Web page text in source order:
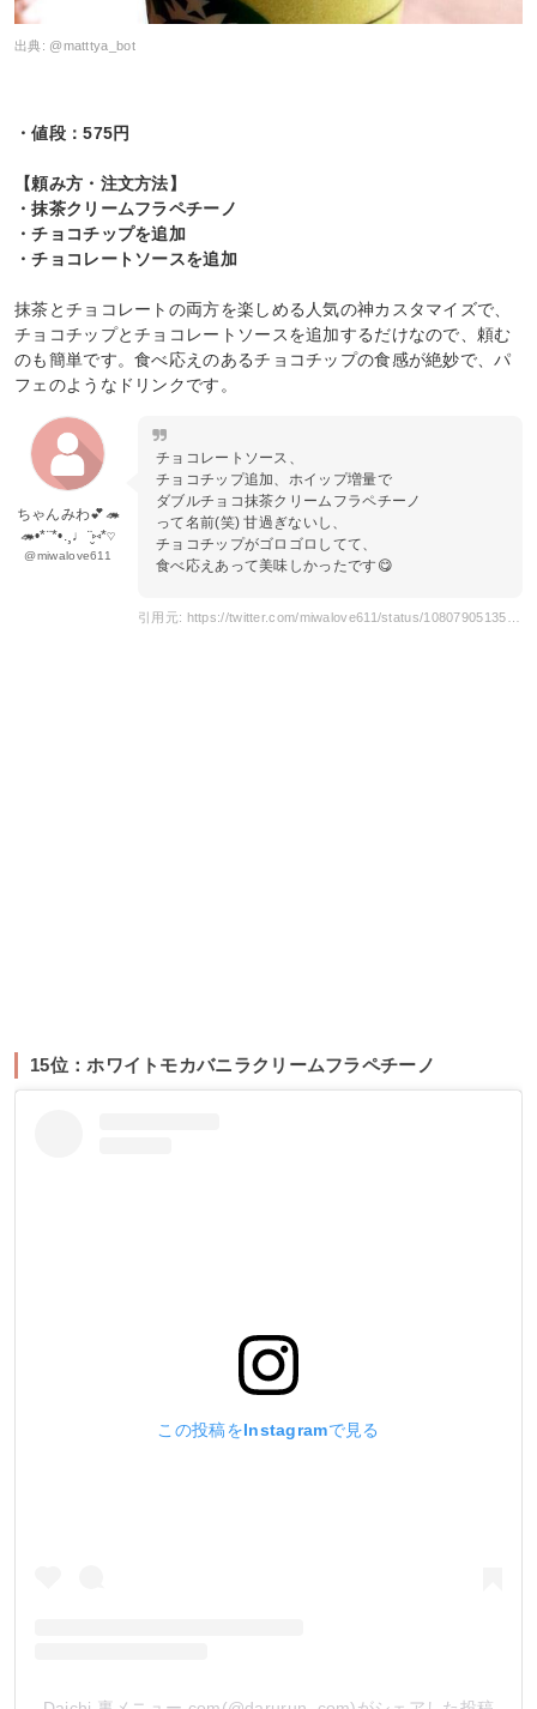
出典: @matttya_bot
・値段：575円
【頼み方・注文方法】
・抹茶クリームフラペチーノ
・チョコチップを追加
・チョコレートソースを追加
抹茶とチョコレートの両方を楽しめる人気の神カスタマイズで、
チョコチップとチョコレートソースを追加するだけなので、頼む
のも簡単です。食べ応えのあるチョコチップの食感が絶妙で、パ
フェのようなドリンクです。
ちゃんみわ💕🦔
🦔•*¨*•.¸♩¨̮⑅*♡
@miwalove611
チョコレートソース、
チョコチップ追加、ホイップ増量で
ダブルチョコ抹茶クリームフラペチーノ
って名前(笑) 甘過ぎないし、
チョコチップがゴロゴロしてて、
食べ応えあって美味しかったです😋
15位：ホワイトモカバニラクリームフラペチーノ
この投稿をInstagramで見る